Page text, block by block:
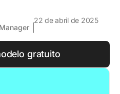
22 de abril de 2025
gratuito